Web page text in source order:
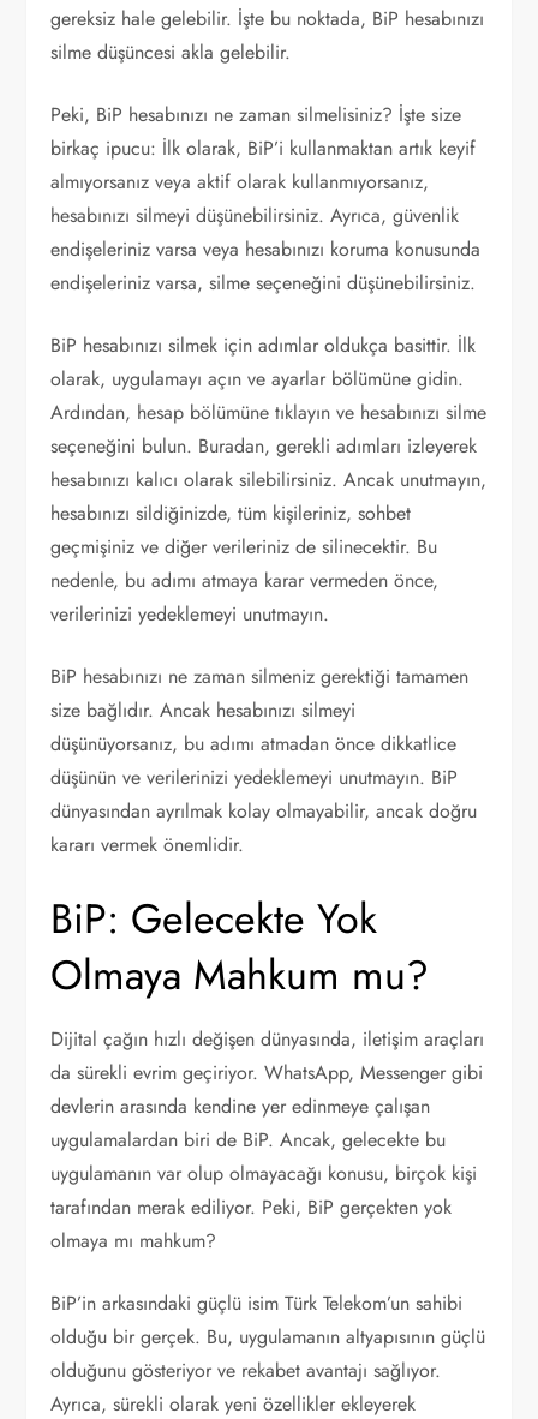
gereksiz hale gelebilir. İşte bu noktada, BiP hesabınızı
silme düşüncesi akla gelebilir.
Peki, BiP hesabınızı ne zaman silmelisiniz? İşte size
birkaç ipucu: İlk olarak, BiP’i kullanmaktan artık keyif
almıyorsanız veya aktif olarak kullanmıyorsanız,
hesabınızı silmeyi düşünebilirsiniz. Ayrıca, güvenlik
endişeleriniz varsa veya hesabınızı koruma konusunda
endişeleriniz varsa, silme seçeneğini düşünebilirsiniz.
BiP hesabınızı silmek için adımlar oldukça basittir. İlk
olarak, uygulamayı açın ve ayarlar bölümüne gidin.
Ardından, hesap bölümüne tıklayın ve hesabınızı silme
seçeneğini bulun. Buradan, gerekli adımları izleyerek
hesabınızı kalıcı olarak silebilirsiniz. Ancak unutmayın,
hesabınızı sildiğinizde, tüm kişileriniz, sohbet
geçmişiniz ve diğer verileriniz de silinecektir. Bu
nedenle, bu adımı atmaya karar vermeden önce,
verilerinizi yedeklemeyi unutmayın.
BiP hesabınızı ne zaman silmeniz gerektiği tamamen
size bağlıdır. Ancak hesabınızı silmeyi
düşünüyorsanız, bu adımı atmadan önce dikkatlice
düşünün ve verilerinizi yedeklemeyi unutmayın. BiP
dünyasından ayrılmak kolay olmayabilir, ancak doğru
kararı vermek önemlidir.
BiP: Gelecekte Yok
Olmaya Mahkum mu?
Dijital çağın hızlı değişen dünyasında, iletişim araçları
da sürekli evrim geçiriyor. WhatsApp, Messenger gibi
devlerin arasında kendine yer edinmeye çalışan
uygulamalardan biri de BiP. Ancak, gelecekte bu
uygulamanın var olup olmayacağı konusu, birçok kişi
tarafından merak ediliyor. Peki, BiP gerçekten yok
olmaya mı mahkum?
BiP’in arkasındaki güçlü isim Türk Telekom’un sahibi
olduğu bir gerçek. Bu, uygulamanın altyapısının güçlü
olduğunu gösteriyor ve rekabet avantajı sağlıyor.
Ayrıca, sürekli olarak yeni özellikler ekleyerek